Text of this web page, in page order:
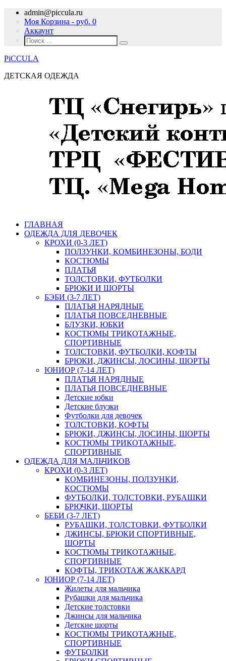
admin@piccula.ru
Моя Корзина - руб. 0
Аккаунт
PiCCULA
ДЕТСКАЯ ОДЕЖДА
ГЛАВНАЯ
ОДЕЖДА ДЛЯ ДЕВОЧЕК
КРОХИ (0-3 ЛЕТ)
ПОЛЗУНКИ, КОМБИНЕЗОНЫ, БОДИ
КОСТЮМЫ
ПЛАТЬЯ
ТОЛСТОВКИ, ФУТБОЛКИ
БРЮКИ И ШОРТЫ
БЭБИ (3-7 ЛЕТ)
ПЛАТЬЯ НАРЯДНЫЕ
ПЛАТЬЯ ПОВСЕДНЕВНЫЕ
БЛУЗКИ, ЮБКИ
КОСТЮМЫ ТРИКОТАЖНЫЕ,
СПОРТИВНЫЕ
ТОЛСТОВКИ, ФУТБОЛКИ, КОФТЫ
БРЮКИ, ДЖИНСЫ, ЛОСИНЫ, ШОРТЫ
ЮНИОР (7-14 ЛЕТ)
ПЛАТЬЯ НАРЯДНЫЕ
ПЛАТЬЯ ПОВСЕДНЕВНЫЕ
Детские юбки
Детские блузки
Футболки для девочек
ТОЛСТОВКИ, КОФТЫ
БРЮКИ, ДЖИНСЫ, ЛОСИНЫ, ШОРТЫ
КОСТЮМЫ ТРИКОТАЖНЫЕ,
СПОРТИВНЫЕ
ОДЕЖДА ДЛЯ МАЛЬЧИКОВ
КРОХИ (0-3 ЛЕТ)
КОМБИНЕЗОНЫ, ПОЛЗУНКИ,
КОСТЮМЫ
ФУТБОЛКИ, ТОЛСТОВКИ, РУБАШКИ
БРЮЧКИ, ШОРТЫ
БЕБИ (3-7 ЛЕТ)
РУБАШКИ, ТОЛСТОВКИ, ФУТБОЛКИ
ДЖИНСЫ, БРЮКИ СПОРТИВНЫЕ,
ШОРТЫ
КОСТЮМЫ ТРИКОТАЖНЫЕ,
СПОРТИВНЫЕ
КОФТЫ, ТРИКОТАЖ ЖАККАРД
ЮНИОР (7-14 ЛЕТ)
Жилеты для мальчика
Рубашки для мальчика
Детские толстовки
Джинсы для мальчика
Детские шорты
КОСТЮМЫ ТРИКОТАЖНЫЕ,
СПОРТИВНЫЕ
ФУТБОЛКИ